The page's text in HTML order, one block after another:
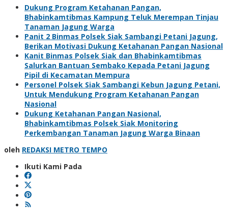
Dukung Program Ketahanan Pangan,
Bhabinkamtibmas Kampung Teluk Merempan Tinjau
Tanaman Jagung Warga
Panit 2 Binmas Polsek Siak Sambangi Petani Jagung,
Berikan Motivasi Dukung Ketahanan Pangan Nasional
Kanit Binmas Polsek Siak dan Bhabinkamtibmas
Salurkan Bantuan Sembako Kepada Petani Jagung
Pipil di Kecamatan Mempura
Personel Polsek Siak Sambangi Kebun Jagung Petani,
Untuk Mendukung Program Ketahanan Pangan
Nasional
Dukung Ketahanan Pangan Nasional,
Bhabinkamtibmas Polsek Siak Monitoring
Perkembangan Tanaman Jagung Warga Binaan
oleh REDAKSI METRO TEMPO
Ikuti Kami Pada